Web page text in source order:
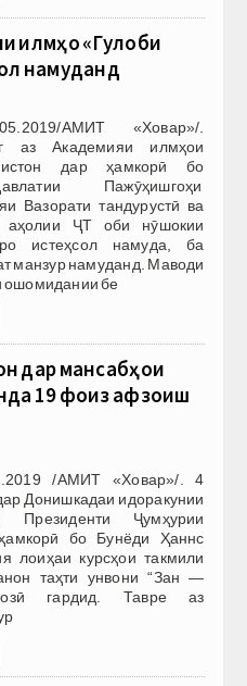
илмҳо «Гулоби
намуданд
АМИТ «Ховар»/.
аз Академияи илмҳои
дар ҳамкорӣ бо
Пажӯҳишгоҳи
Вазорати тандурустӣ ва
аҳолии ҶТ оби нӯшокии
истеҳсол намуда, ба
манзур намуданд. Маводи
ошомидании бе
дар мансабҳои
19 фоиз афзоиш
/АМИТ «Ховар»/. 4
Донишкадаи идоракунии
Президенти Ҷумҳурии
бо Бунёди Ҳаннс
лоиҳаи курсҳои такмили
таҳти унвони “Зан —
гардид. Тавре аз